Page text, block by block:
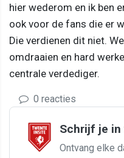
hier wederom en ik ben
ook voor de fans die er
Die verdienen dit niet.
omdraaien en hard
centrale verdediger.
0 reacties
Schrijf je in
Ontvang elke